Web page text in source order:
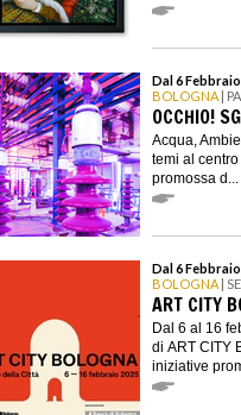
Dal 6
BOLOGNA |
OCCHIO!
Acqua,
temi al centro
promossa d...
Dal 6
BOLOGNA |
ART CITY
Dal 6 al 16
di ART CITY
iniziative